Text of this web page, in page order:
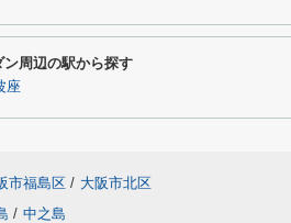
周辺の駅から探す
座
市福島区 / 大阪市北区
/ 中之島